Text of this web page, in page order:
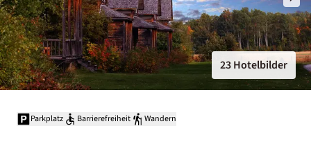
23 Hotelbilder
Parkplatz Barrierefreiheit Wandern